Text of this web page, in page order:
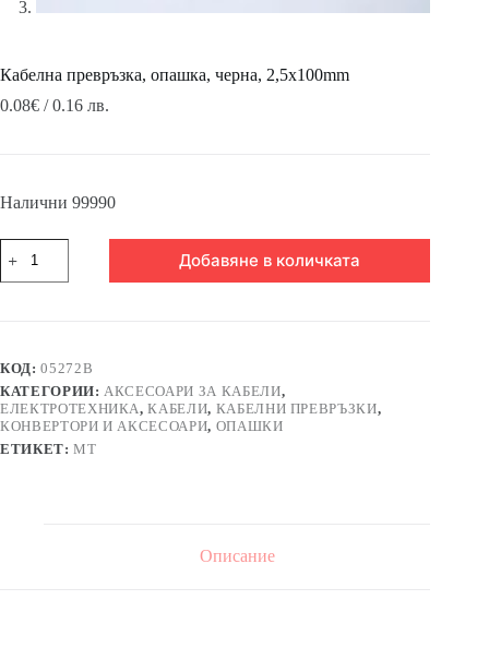
Кабелна превръзка, опашка, черна, 2,5x100mm
0.08€ / 0.16 лв.
Налични 99990
количество
за
Кабелна
Добавяне в количката
КОД:05272B
КАТЕГОРИИ: АКСЕСОАРИ ЗА КАБЕЛИ,
ЕЛЕКТРОТЕХНИКА,КАБЕЛИ, КАБЕЛНИ ПРЕВРЪЗКИ,
КОНВЕРТОРИ И АКСЕСОАРИ, ОПАШКИ
ЕТИКЕТ:MT
Описание